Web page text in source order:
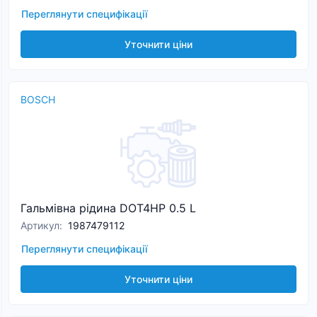
Переглянути специфікації
Уточнити ціни
BOSCH
Гальмівна рідина DOT4HP 0.5 L
Артикул: 1987479112
Переглянути специфікації
Уточнити ціни